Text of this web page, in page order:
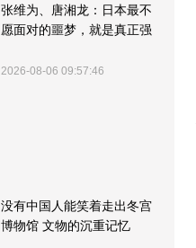
张维为、唐湘龙：日本最不
愿面对的噩梦，就是真正强
2026-08-06 09:57:46
没有中国人能笑着走出冬宫
博物馆 文物的沉重记忆